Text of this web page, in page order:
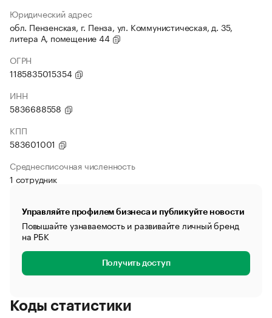
Юридический адрес
обл. Пензенская, г. Пенза, ул. Коммунистическая, д. 35,
литера А, помещение 44
ОГРН
1185835015354
ИНН
5836688558
КПП
583601001
Среднесписочная численность
1 сотрудник
Управляйте профилем бизнеса и публикуйте новости
Повышайте узнаваемость и развивайте личный бренд
на РБК
Получить доступ
Коды статистики